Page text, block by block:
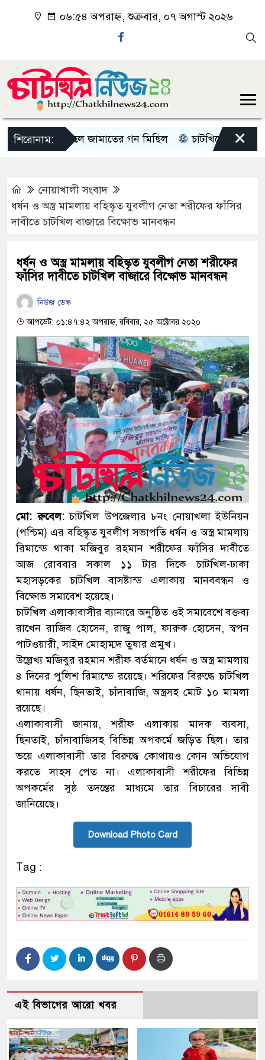
০৬:৫৪ অপরাহ্ন, শুক্রবার, ০৭ অগাস্ট ২০২৬
শিরোনাম:
চাটখিলে জামাতের গন মিছিল চাটখিলে পানিতে
×
নোয়াখালী সংবাদ
ধর্ষন ও অস্ত্র মামলায় বহিস্কৃত যুবলীগ নেতা শরীফের ফাঁসির
দাবীতে চাটখিল বাজারে বিক্ষোভ মানবন্ধন
ধর্ষন ও অস্ত্র মামলায় বহিস্কৃত যুবলীগ নেতা শরীফের
ফাঁসির দাবীতে চাটখিল বাজারে বিক্ষোভ মানবন্ধন
নিউজ ডেস্ক
আপডেট: ০১:৪৭:৪২ অপরাহ্ন, রবিবার, ২৫ অক্টোবর ২০২০
মো: রুবেল:চাটখিল উপজেলার ৮নং নোয়াখলা ইউনিয়ন
(পশ্চিম) এর বহিস্কৃত যুবলীগ সভাপতি ধর্ষন ও অস্ত্র মামলায়
রিমান্ডে থাকা মজিবুর রহমান শরীফের ফাঁসির দাবীতে
আজ রোববার সকাল ১১ টার দিকে চাটখিল-ঢাকা
মহাসড়কের চাটখিল বাসষ্টান্ড এলাকায় মানববন্ধন ও
বিক্ষোভ সমাবেশ হয়েছে।
চাটখিল এলাকাবাসীর ব্যানারে অনুষ্ঠিত ওই সমাবেশে বক্তব্য
রাখেন রাজিব হোসেন, রাজু পাল, ফারুক হোসেন, স্বপন
পাটওয়ারী, সাইদ মোহাম্মদ তুষার প্রমুখ।
উল্লেখ্য মজিবুর রহমান শরীফ বর্তমানে ধর্ষন ও অস্ত্র মামলায়
৪ দিনের পুলিশ রিমান্ডে রয়েছে। শরিফের বিরুদ্ধে চাটখিল
থানায় ধর্ষন, ছিনতাই, চাঁদাবাজি, অস্ত্রসহ মোট ১০ মামলা
রয়েছে।
এলাকাবাসী জানায়, শরীফ এলাকায় মাদক ব্যবসা,
ছিনতাই, চাঁদাবাজিসহ বিভিন্ন অপকর্মে জড়িত ছিল। তার
ভয়ে এলাকাবাসী তার বিরুদ্ধে কোথায়ও কোন অভিযোগ
করতে সাহস পেত না। এলাকাবাসী শরীফের বিভিন্ন
অপকর্মের সুষ্ঠ তদন্তের মাধ্যমে তার বিচারের দাবী
জানিয়েছে।
Download Photo Card
Tag :
এই বিভাগের আরো খবর